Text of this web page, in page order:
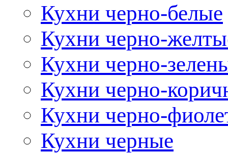
Кухни черно-белые
Кухни черно-
Кухни черно-
Кухни черно-
Кухни черно-
Кухни черные